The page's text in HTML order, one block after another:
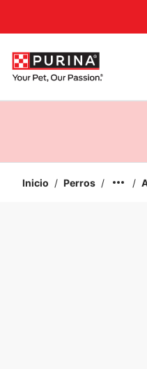
Inicio / Perros / /